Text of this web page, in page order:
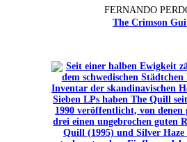
FERNANDO
The Crimson